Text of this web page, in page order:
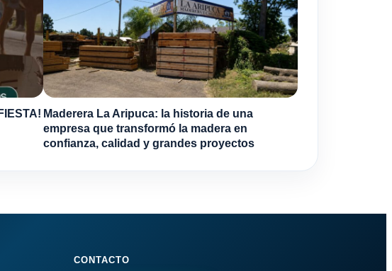
Maderera La Aripuca: la historia de una
empresa que transformó la madera en
confianza, calidad y grandes proyectos
CONTACTO